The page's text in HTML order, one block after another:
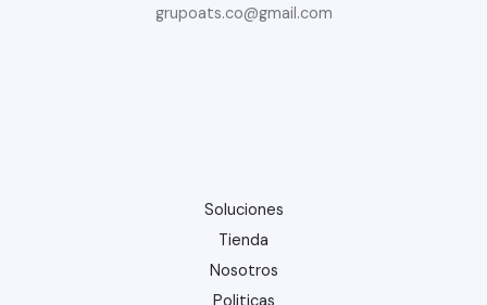
grupoats.co@gmail.com
Soluciones
Tienda
Nosotros